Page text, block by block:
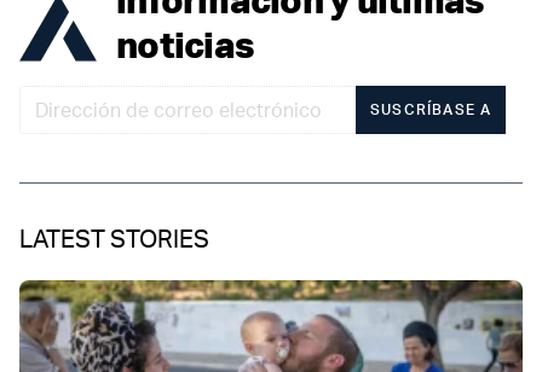
noticias
SUSCRÍBASE A
LATEST STORIES